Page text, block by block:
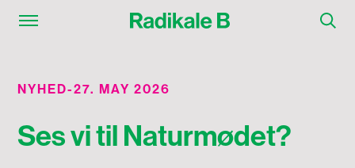
NYHED-27. MAY 2026
Ses vi til Naturmødet?